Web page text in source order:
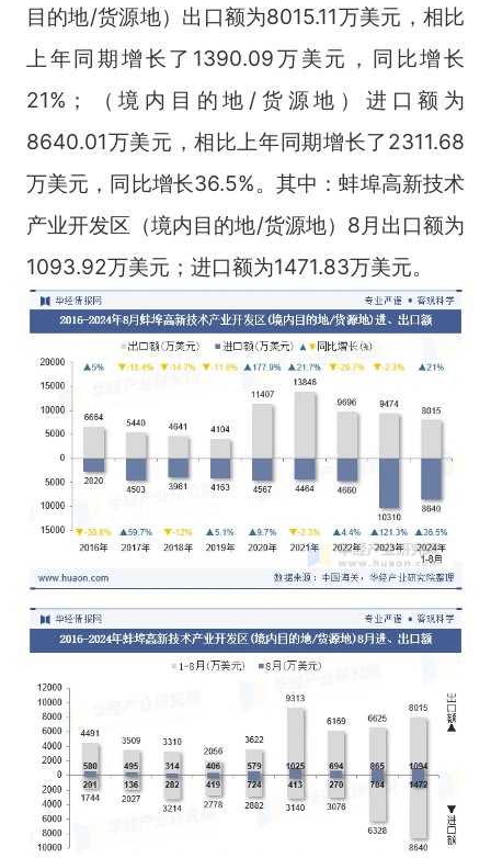
目的地/货源地）出口额为8015.11万美元，相比
上年同期增长了1390.09万美元，同比增长
21%；（境内目的地/货源地）进口额为
8640.01万美元，相比上年同期增长了2311.68
万美元，同比增长36.5%。其中：蚌埠高新技术
产业开发区（境内目的地/货源地）8月出口额为
1093.92万美元；进口额为1471.83万美元。